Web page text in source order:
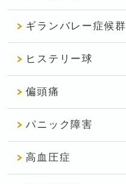
ギランバレー症候群
ヒステリー球
偏頭痛
パニック障害
高血圧症